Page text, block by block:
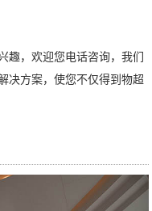
趣，欢迎您电话咨询，我们
决方案，使您不仅得到物超